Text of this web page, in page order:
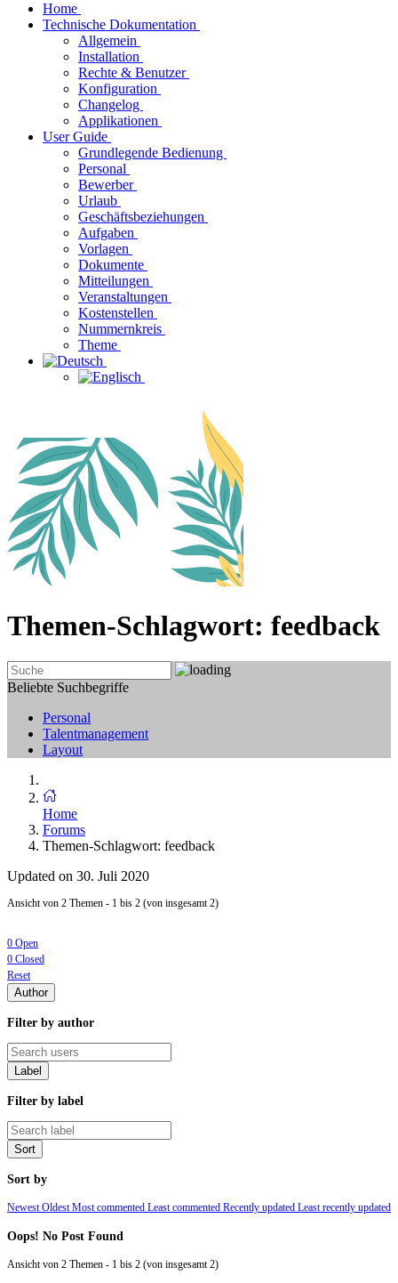
Home
Technische Dokumentation
Allgemein
Installation
Rechte & Benutzer
Konfiguration
Changelog
Applikationen
User Guide
Grundlegende Bedienung
Personal
Bewerber
Urlaub
Geschäftsbeziehungen
Aufgaben
Vorlagen
Dokumente
Mitteilungen
Veranstaltungen
Kostenstellen
Nummernkreis
Theme
Themen-Schlagwort: feedback
Beliebte Suchbegriffe
Personal
Talentmanagement
Layout
Home
Forums
Themen-Schlagwort: feedback
Updated on 30. Juli 2020
Ansicht von 2 Themen - 1 bis 2 (von insgesamt 2)
0 Open
0 Closed
Reset
Author
Filter by author
Label
Filter by label
Sort
Sort by
NewestOldestMost commented Least commented Recently updated Least recently updated
Oops! No Post Found
Ansicht von 2 Themen - 1 bis 2 (von insgesamt 2)